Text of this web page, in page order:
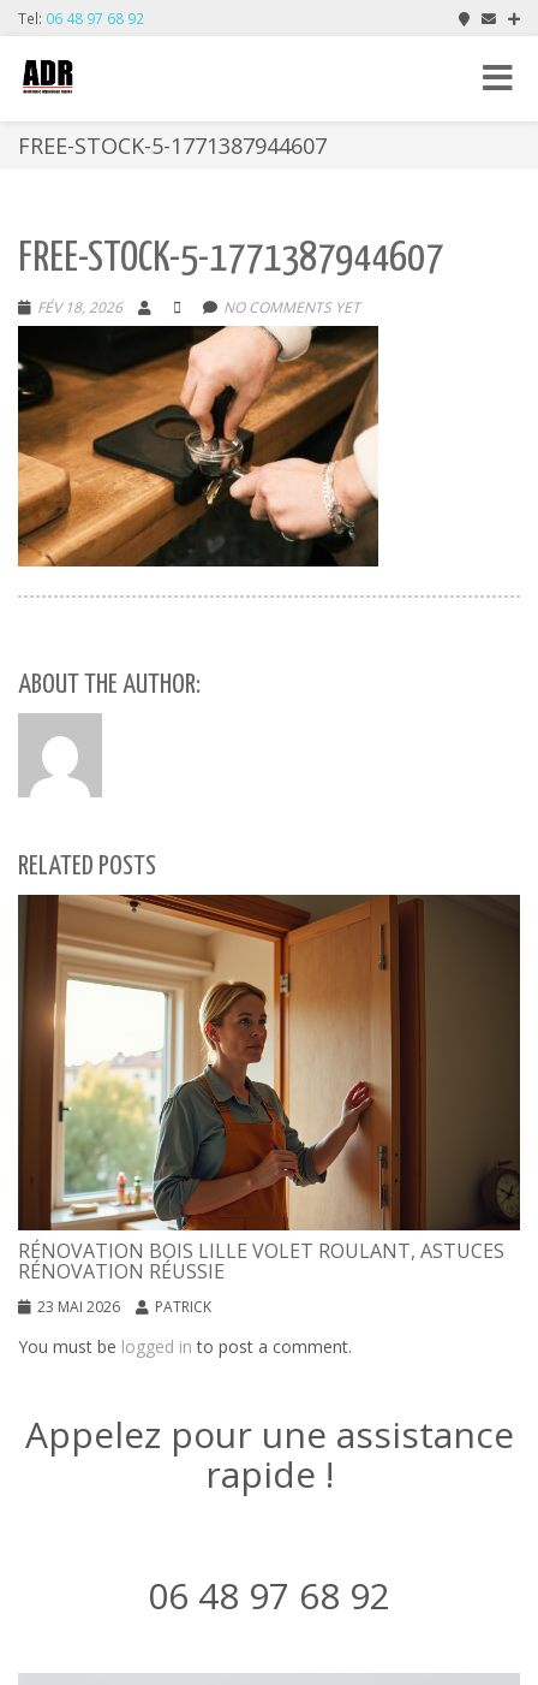
Tel: 06 48 97 68 92
Toggle
FREE-STOCK-5-1771387944607
FREE-STOCK-5-1771387944607
FÉV 18, 2026 NO COMMENTS YET
ABOUT THE AUTHOR:
RELATED POSTS
RÉNOVATION BOIS LILLE VOLET ROULANT, ASTUCES
RÉNOVATION RÉUSSIE
23 MAI 2026 PATRICK
You must be logged in to post a comment.
Appelez pour une assistance
rapide !
06 48 97 68 92